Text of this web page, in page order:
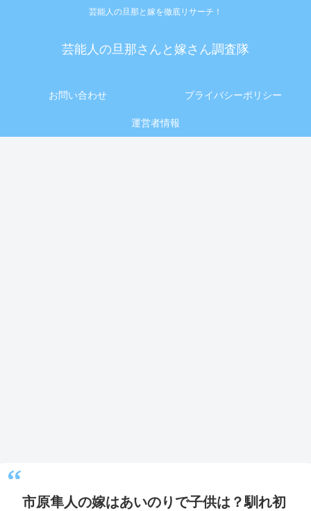
芸能人の旦那と嫁を徹底リサーチ！
芸能人の旦那さんと嫁さん調査隊
お問い合わせ プライバシーポリシー
運営者情報
市原隼人の嫁はあいのりで子供は？馴れ初